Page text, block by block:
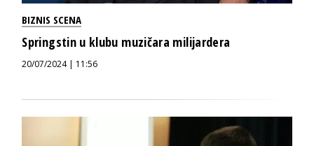
BIZNIS SCENA
Springstin u klubu muzičara milijardera
20/07/2024 | 11:56